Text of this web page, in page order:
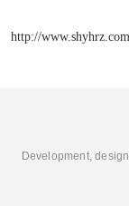
http://www.shyhrz.com
Development,